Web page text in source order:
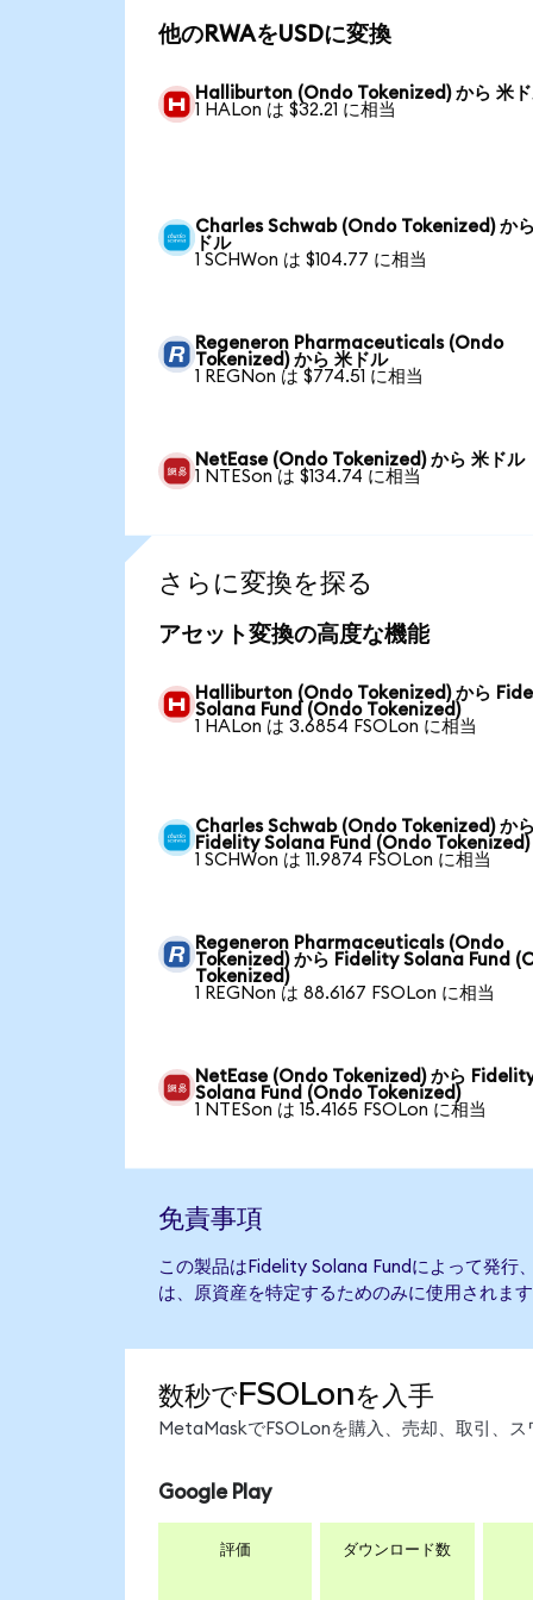
他のRWAをUSDに変換
Halliburton (Ondo Tokenized) から 米
1 HALon は $32.21 に相当
Charles Schwab (Ondo Tokenized) か
ドル
1 SCHWon は $104.77 に相当
Regeneron Pharmaceuticals (Ondo
Tokenized) から 米ドル
1 REGNon は $774.51 に相当
NetEase (Ondo Tokenized) から 米ドル
1 NTESon は $134.74 に相当
さらに変換を探る
アセット変換の高度な機能
Halliburton (Ondo Tokenized) から
Solana Fund (Ondo Tokenized)
1 HALon は 3.6854 FSOLon に相当
Charles Schwab (Ondo Tokenized) か
Fidelity Solana Fund (Ondo Tokenized)
1 SCHWon は 11.9874 FSOLon に相当
Regeneron Pharmaceuticals (Ondo
Tokenized) から Fidelity Solana Fund
Tokenized)
1 REGNon は 88.6167 FSOLon に相当
NetEase (Ondo Tokenized) から
Solana Fund (Ondo Tokenized)
1 NTESon は 15.4165 FSOLon に相当
免責事項
この製品はFidelity Solana Fundによって発行
は、原資産を特定するためのみに使用されま
数秒でFSOLonを入手
MetaMaskでFSOLonを購入、売却、取引、
Google Play
評価 ダウンロード数